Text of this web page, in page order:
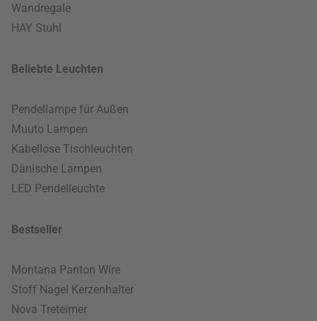
Wandregale
HAY Stuhl
Beliebte Leuchten
Pendellampe für Außen
Muuto Lampen
Kabellose Tischleuchten
Dänische Lampen
LED Pendelleuchte
Bestseller
Montana Panton Wire
Stoff Nagel Kerzenhalter
Nova Treteimer